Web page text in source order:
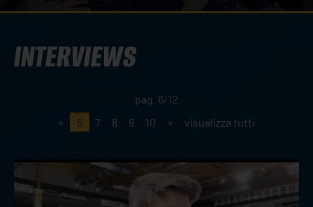
INTERVIEWS
pag. 6/12
«
6 7 8 9 10 » visualizza tutti